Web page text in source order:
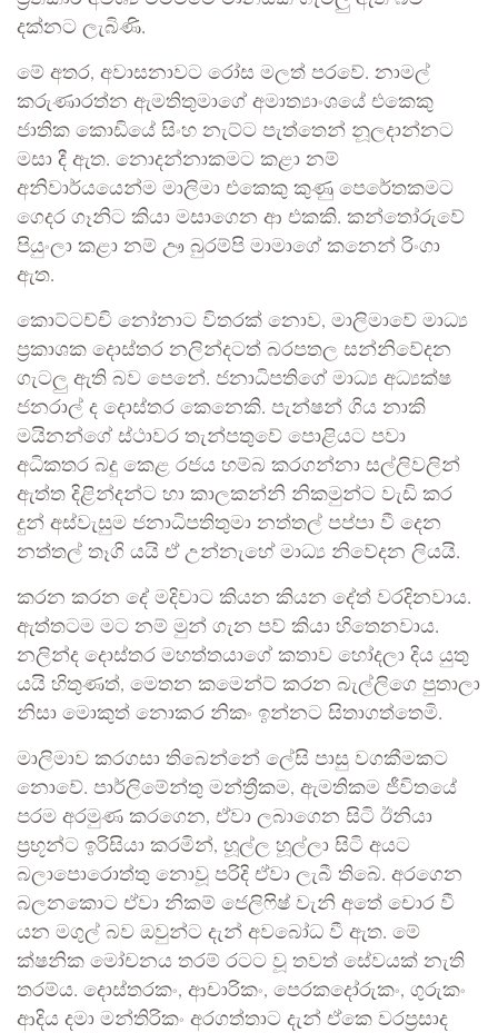
දක්නට ලැබිණි.
මේ අතර, අවාසනාවට රෝස මලත් පරවේ. නාමල්
කරුණාරත්න ඇමතිතුමාගේ අමාත්‍යාංශයේ එකෙකු
ජාතික කොඩියේ සිංහ නැට්ට පැත්තෙන් නූලදාන්නට
මසා දී ඇත. නොදන්නාකමට කළා නම්
අනිවාර්යයෙන්ම මාලිමා එකෙකු කුණු පෙරේතකමට
ගෙදර ගෑනිට කියා මසාගෙන ආ එකකි. කන්තෝරුවේ
පියුංලා කළා නම් ඌ බුරම්පි මාමාගේ කනෙන් රිංගා
ඇත.
කොට්ටච්චි නෝනාට විතරක් නොව, මාලිමාවේ මාධ්‍ය
ප්‍රකාශක දොස්තර නලින්දටත් බරපතල සන්නිවේදන
ගැටලු ඇති බව පෙනේ. ජනාධිපතිගේ මාධ්‍ය අධ්‍යක්ෂ
ජනරාල් ද දොස්තර කෙනෙකි. පැන්ෂන් ගිය නාකි
මයිනන්ගේ ස්ථාවර තැන්පතුවේ පොළියට පවා
අධිකතර බදු කෙළ රජය හම්බ කරගන්නා සල්ලිවලින්
ඇත්ත දිළින්දන්ට හා කාලකන්නි නිකමුන්ට වැඩි කර
දුන් අස්වැසුම ජනාධිපතිතුමා නත්තල් පප්පා වී දෙන
නත්තල් තෑගි යයි ඒ උන්නැහේ මාධ්‍ය නිවේදන ලියයි.
කරන කරන දේ මදිවාට කියන කියන දේත් වරදිනවාය.
ඇත්තටම මට නම් මුන් ගැන පව් කියා හිතෙනවාය.
නලින්ද දොස්තර මහත්තයාගේ කතාව හෝදලා දිය යුතු
යයි හිතුණත්, මෙතන කමෙන්ට් කරන බැල්ලිගෙ පුතාලා
නිසා මොකුත් නොකර නිකං ඉන්නට සිතාගත්තෙමි.
මාලිමාව කරගසා තිබෙන්නේ ලේසි පාසු වගකීමකට
නොවේ. පාර්ලිමේන්තු මන්ත්‍රීකම, ඇමතිකම ජීවිතයේ
පරම අරමුණ කරගෙන, ඒවා ලබාගෙන සිටි ඊනියා
ප්‍රභූන්ට ඉරිසියා කරමින්, හූල්ල හූල්ලා සිටි අයට
බලාපොරොත්තු නොවූ පරිදි ඒවා ලැබී තිබේ. අරගෙන
බලනකොට ඒවා නිකම් ජෙලිෆිෂ් වැනි අතේ චොර වී
යන මගුල් බව ඔවුන්ට දැන් අවබෝධ වී ඇත. මේ
ක්ෂනික මෝචනය තරම් රටට වූ තවත් සේවයක් නැති
තරම්ය. දොස්තරකං, ආචාරිකං, පෙරකදෝරුකං, ගුරුකං
ආදිය දමා මන්තිරිකං අරගත්තාට දැන් ඒකෙ වරප්‍රසාද